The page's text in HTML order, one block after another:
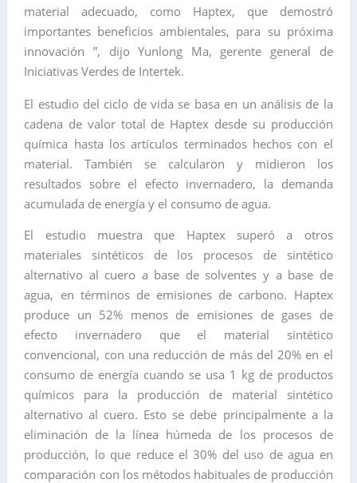
material adecuado, como Haptex, que demostró
importantes beneficios ambientales, para su próxima
innovación ”, dijo Yunlong Ma, gerente general de
Iniciativas Verdes de Intertek.
El estudio del ciclo de vida se basa en un análisis de la
cadena de valor total de Haptex desde su producción
química hasta los artículos terminados hechos con el
material. También se calcularon y midieron los
resultados sobre el efecto invernadero, la demanda
acumulada de energía y el consumo de agua.
El estudio muestra que Haptex superó a otros
materiales sintéticos de los procesos de sintético
alternativo al cuero a base de solventes y a base de
agua, en términos de emisiones de carbono. Haptex
produce un 52% menos de emisiones de gases de
efecto invernadero que el material sintético
convencional, con una reducción de más del 20% en el
consumo de energía cuando se usa 1 kg de productos
químicos para la producción de material sintético
alternativo al cuero. Esto se debe principalmente a la
eliminación de la línea húmeda de los procesos de
producción, lo que reduce el 30% del uso de agua en
comparación con los métodos habituales de producción